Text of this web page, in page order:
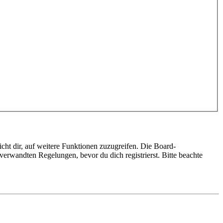
dir, auf weitere Funktionen zuzugreifen. Die Board-
Regelungen, bevor du dich registrierst. Bitte beachte